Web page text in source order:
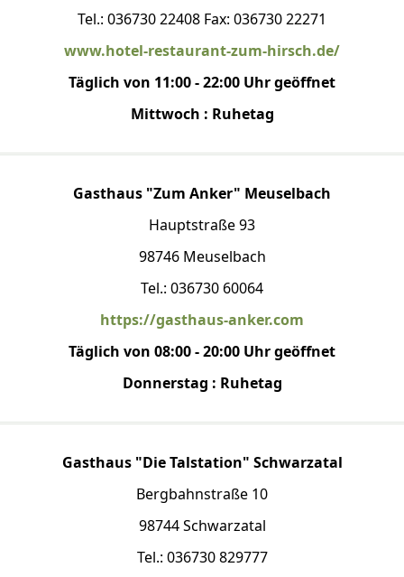
Tel.: 036730 22408 Fax: 036730 22271
www.hotel-restaurant-zum-hirsch.de/
Täglich von 11:00 - 22:00 Uhr geöffnet
Mittwoch : Ruhetag
Gasthaus "Zum Anker" Meuselbach
Hauptstraße 93
98746 Meuselbach
Tel.: 036730 60064
https://gasthaus-anker.com
Täglich von 08:00 - 20:00 Uhr geöffnet
Donnerstag : Ruhetag
Gasthaus "Die Talstation" Schwarzatal
Bergbahnstraße 10
98744 Schwarzatal
Tel.: 036730 829777